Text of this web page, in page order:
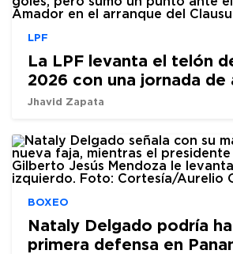
LPF
La LPF levanta el telón
2026 con una jornada de
Jhavid Zapata
BOXEO
Nataly Delgado podría
primera defensa en